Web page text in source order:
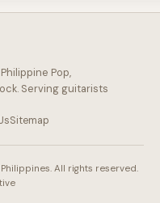
Pop,
Serving guitarists
Sitemap
All rights reserved.